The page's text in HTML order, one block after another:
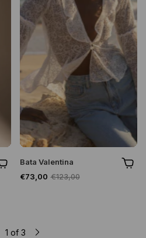
Bata Valentina
€73,00 €123,00
1 of 3